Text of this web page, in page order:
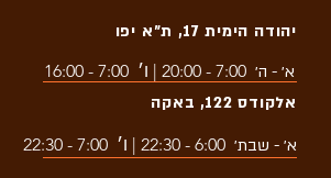
יהודה הימית 17, ת״א יפו
אלקודס 122, באקה
א׳ - ה׳7:00 - 20:00 | ו׳ 7:00 - 16:00
א׳ - שבת׳6:00 - 22:30 | ו׳ 7:00 - 22:30